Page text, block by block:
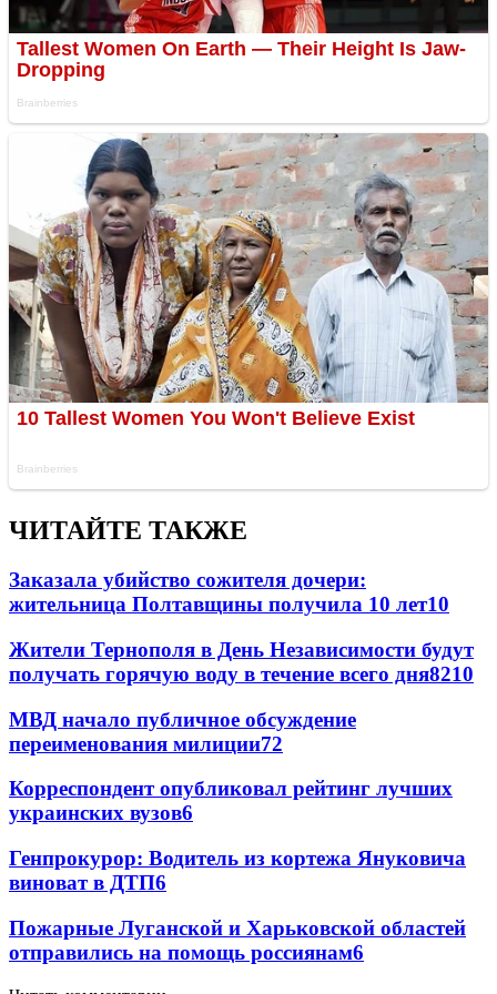
ЧИТАЙТЕ ТАКЖЕ
Заказала убийство сожителя дочери:
жительница Полтавщины получила 10 лет10
Жители Тернополя в День Независимости будут
получать горячую воду в течение всего дня8210
МВД начало публичное обсуждение
переименования милиции72
Корреспондент опубликовал рейтинг лучших
украинских вузов6
Генпрокурор: Водитель из кортежа Януковича
виноват в ДТП6
Пожарные Луганской и Харьковской областей
отправились на помощь россиянам6